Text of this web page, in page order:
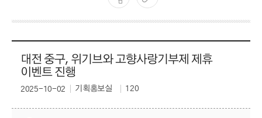
대전 중구, 위기브와 고향사랑기부제 제휴
이벤트 진행
기획홍보실 120
2025-10-02